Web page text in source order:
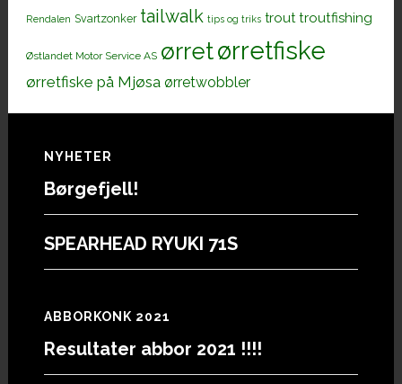
Rendalen Svartzonker tailwalk tips og triks trout troutfishing
Østlandet Motor Service AS ørretørretfiske
ørretfiske på Mjøsa ørretwobbler
Footer
NYHETER
Børgefjell!
SPEARHEAD RYUKI 71S
ABBORKONK 2021
Resultater abbor 2021 !!!!